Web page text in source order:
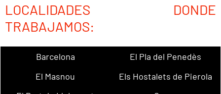
LOCALIDADES DONDE
TRABAJAMOS:
Barcelona
El Pla del Penedès
El Masnou
Els Hostalets de Pierola